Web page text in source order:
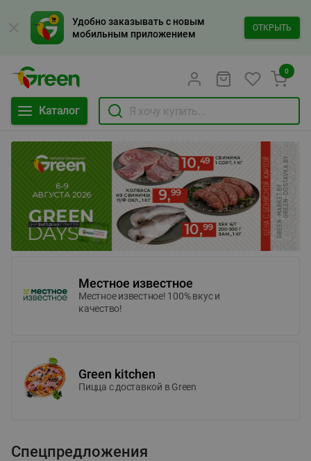
Удобно заказывать с новым
мобильным приложением
ОТКРЫТЬ
Каталог
0
Местное известное
Местное известное! 100% вкус и
качество!
Green kitchen
Пицца c доставкой в Green
Спецпредложения